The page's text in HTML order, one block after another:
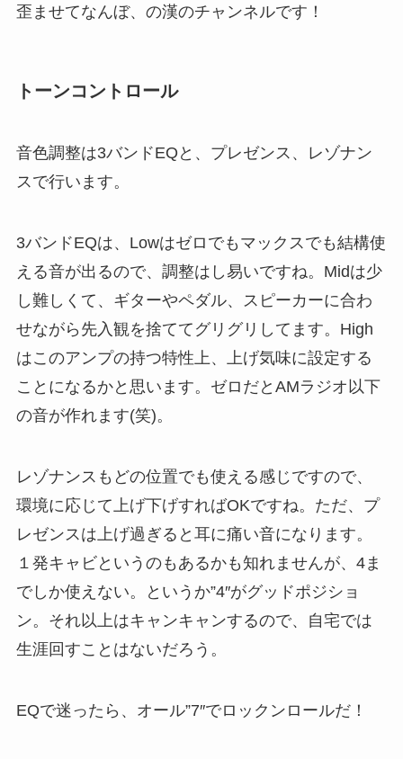
歪ませてなんぼ、の漢のチャンネルです！
トーンコントロール
音色調整は3バンドEQと、プレゼンス、レゾナン
スで行います。
3バンドEQは、Lowはゼロでもマックスでも結構使
える音が出るので、調整はし易いですね。Midは少
し難しくて、ギターやペダル、スピーカーに合わ
せながら先入観を捨ててグリグリしてます。High
はこのアンプの持つ特性上、上げ気味に設定する
ことになるかと思います。ゼロだとAMラジオ以下
の音が作れます(笑)。
レゾナンスもどの位置でも使える感じですので、
環境に応じて上げ下げすればOKですね。ただ、プ
レゼンスは上げ過ぎると耳に痛い音になります。
１発キャビというのもあるかも知れませんが、4ま
でしか使えない。というか”4″がグッドポジショ
ン。それ以上はキャンキャンするので、自宅では
生涯回すことはないだろう。
EQで迷ったら、オール”7″でロックンロールだ！